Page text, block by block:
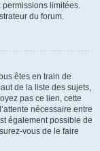
permissions limitées.
du forum.
êtes en train de
de la liste des sujets,
pas ce lien, cette
nécessaire entre
également possible de
vous de le faire